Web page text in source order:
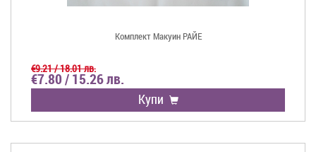
Комплект Макуин РАЙЕ
€9.21 / 18.01 лв.
€7.80 / 15.26 лв.
Купи